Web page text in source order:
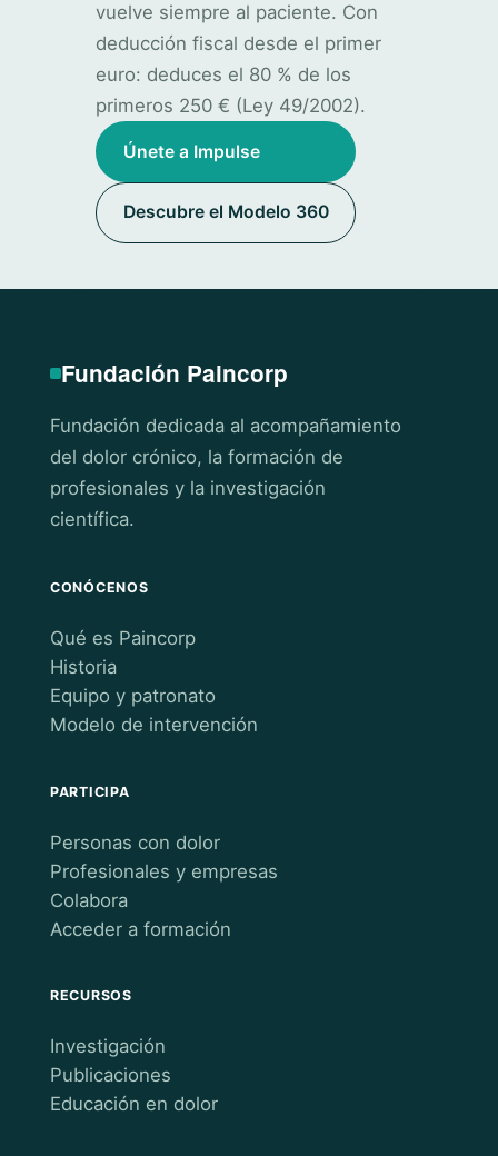
vuelve siempre al paciente. Con
deducción fiscal desde el primer
euro: deduces el 80 % de los
primeros 250 € (Ley 49/2002).
Únete a Impulse
Descubre el Modelo 360
Fundación Paincorp
Fundación dedicada al acompañamiento
del dolor crónico, la formación de
profesionales y la investigación
científica.
CONÓCENOS
Qué es Paincorp
Historia
Equipo y patronato
Modelo de intervención
PARTICIPA
Personas con dolor
Profesionales y empresas
Colabora
Acceder a formación
RECURSOS
Investigación
Publicaciones
Educación en dolor